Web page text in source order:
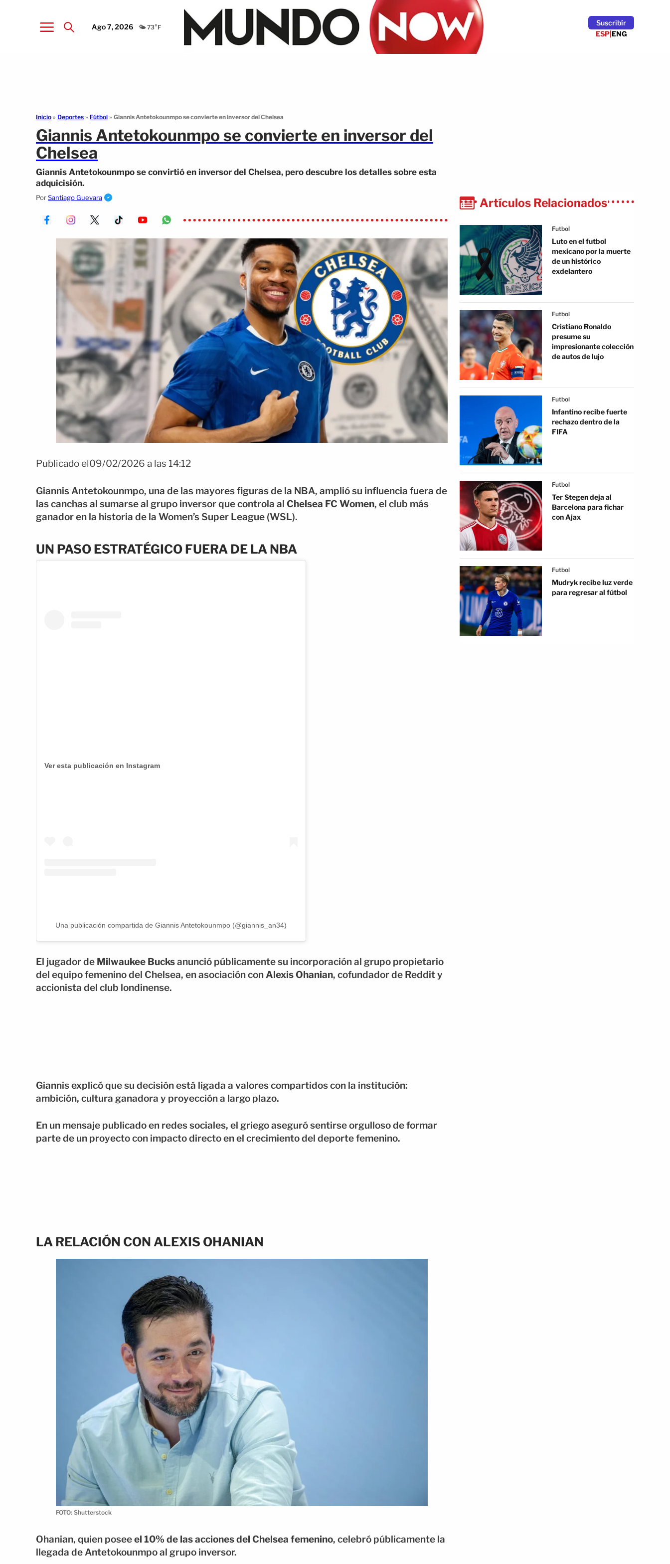
Ago 7, 2026 🌤️ 73°F
Suscribír
ESP|ENG
Inicio » Deportes » Fútbol » Giannis Antetokounmpo se convierte en inversor del Chelsea
Giannis Antetokounmpo se convierte en inversor del
Chelsea
Giannis Antetokounmpo se convirtió en inversor del Chelsea, pero descubre los detalles sobre esta
adquicisión.
PorSantiago Guevara
Publicado el09/02/2026 a las 14:12
Giannis Antetokounmpo, una de las mayores figuras de la NBA, amplió su influencia fuera de
las canchas al sumarse al grupo inversor que controla al Chelsea FC Women, el club más
ganador en la historia de la Women’s Super League (WSL).
UN PASO ESTRATÉGICO FUERA DE LA NBA
Ver esta publicación en Instagram
Una publicación compartida de Giannis Antetokounmpo (@giannis_an34)
El jugador de Milwaukee Bucksanunció públicamente su incorporación al grupo propietario
del equipo femenino del Chelsea, en asociación con Alexis Ohanian, cofundador de Reddit y
accionista del club londinense.
Giannis explicó que su decisión está ligada a valores compartidos con la institución:
ambición, cultura ganadora y proyección a largo plazo.
En un mensaje publicado en redes sociales, el griego aseguró sentirse orgulloso de formar
parte de un proyecto con impacto directo en el crecimiento del deporte femenino.
LA RELACIÓN CON ALEXIS OHANIAN
FOTO: Shutterstock
Ohanian, quien poseeel 10% de las acciones del Chelsea femenino, celebró públicamente la
llegada de Antetokounmpo al grupo inversor.
Artículos Relacionados
Futbol
Luto en el futbol
mexicano por la muerte
de un histórico
exdelantero
Futbol
Cristiano Ronaldo
presume su
impresionante colección
de autos de lujo
Futbol
Infantino recibe fuerte
rechazo dentro de la
FIFA
Futbol
Ter Stegen deja al
Barcelona para fichar
con Ajax
Futbol
Mudryk recibe luz verde
para regresar al fútbol